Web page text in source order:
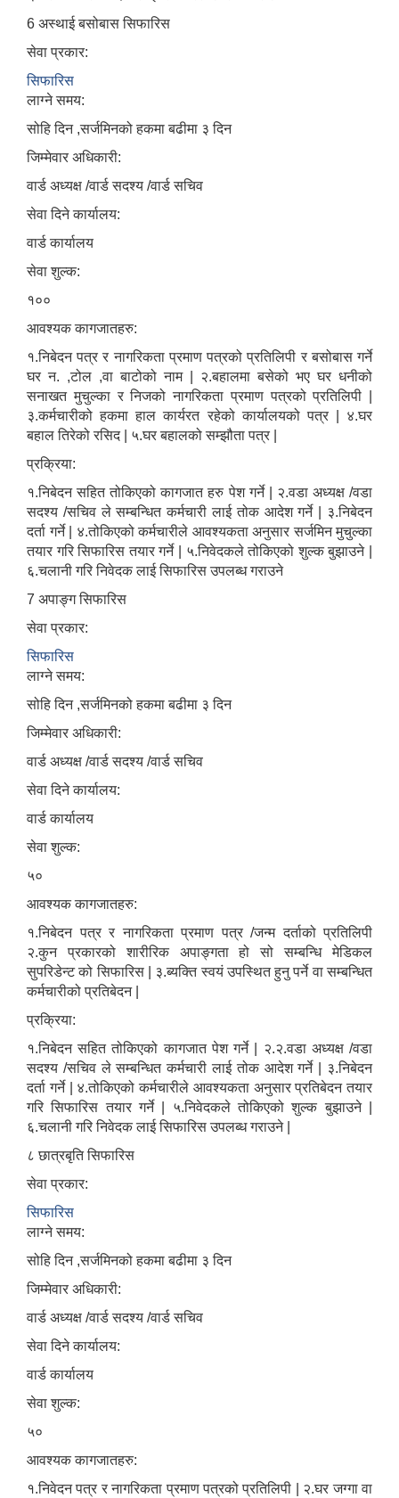
6 अस्थाई बसोबास सिफारिस
सेवा प्रकार:
सिफारिस
लाग्ने समय:
सोहि दिन ,सर्जमिनको हकमा बढीमा ३ दिन
जिम्मेवार अधिकारी:
वार्ड अध्यक्ष /वार्ड सदश्य /वार्ड सचिव
सेवा दिने कार्यालय:
वार्ड कार्यालय
सेवा शुल्क:
१००
आवश्यक कागजातहरु:
१.निबेदन पत्र र नागरिकता प्रमाण पत्रको प्रतिलिपी र बसोबास गर्ने
घर न. ,टोल ,वा बाटोको नाम | २.बहालमा बसेको भए घर धनीको
सनाखत मुचुल्का र निजको नागरिकता प्रमाण पत्रको प्रतिलिपी |
३.कर्मचारीको हकमा हाल कार्यरत रहेको कार्यालयको पत्र | ४.घर
बहाल तिरेको रसिद | ५.घर बहालको सम्झौता पत्र |
प्रक्रिया:
१.निबेदन सहित तोकिएको कागजात हरु पेश गर्ने | २.वडा अध्यक्ष /वडा
सदश्य /सचिव ले सम्बन्धित कर्मचारी लाई तोक आदेश गर्ने | ३.निबेदन
दर्ता गर्ने | ४.तोकिएको कर्मचारीले आवश्यकता अनुसार सर्जमिन मुचुल्का
तयार गरि सिफारिस तयार गर्ने | ५.निवेदकले तोकिएको शुल्क बुझाउने |
६.चलानी गरि निवेदक लाई सिफारिस उपलब्ध गराउने
7 अपाङ्ग सिफारिस
सेवा प्रकार:
सिफारिस
लाग्ने समय:
सोहि दिन ,सर्जमिनको हकमा बढीमा ३ दिन
जिम्मेवार अधिकारी:
वार्ड अध्यक्ष /वार्ड सदश्य /वार्ड सचिव
सेवा दिने कार्यालय:
वार्ड कार्यालय
सेवा शुल्क:
५०
आवश्यक कागजातहरु:
१.निबेदन पत्र र नागरिकता प्रमाण पत्र /जन्म दर्ताको प्रतिलिपी
२.कुन प्रकारको शारीरिक अपाङ्गता हो सो सम्बन्धि मेडिकल
सुपरिडेन्ट को सिफारिस | ३.ब्यक्ति स्वयं उपस्थित हुनु पर्ने वा सम्बन्धित
कर्मचारीको प्रतिबेदन |
प्रक्रिया:
१.निबेदन सहित तोकिएको कागजात पेश गर्ने | २.२.वडा अध्यक्ष /वडा
सदश्य /सचिव ले सम्बन्धित कर्मचारी लाई तोक आदेश गर्ने | ३.निबेदन
दर्ता गर्ने | ४.तोकिएको कर्मचारीले आवश्यकता अनुसार प्रतिबेदन तयार
गरि सिफारिस तयार गर्ने | ५.निवेदकले तोकिएको शुल्क बुझाउने |
६.चलानी गरि निवेदक लाई सिफारिस उपलब्ध गराउने |
८ छात्रबृति सिफारिस
सेवा प्रकार:
सिफारिस
लाग्ने समय:
सोहि दिन ,सर्जमिनको हकमा बढीमा ३ दिन
जिम्मेवार अधिकारी:
वार्ड अध्यक्ष /वार्ड सदश्य /वार्ड सचिव
सेवा दिने कार्यालय:
वार्ड कार्यालय
सेवा शुल्क:
५०
आवश्यक कागजातहरु:
१.निवेदन पत्र र नागरिकता प्रमाण पत्रको प्रतिलिपी | २.घर जग्गा वा